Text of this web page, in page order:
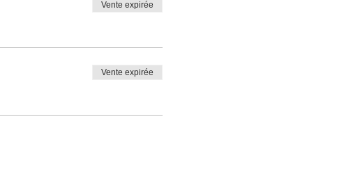
Vente expirée
Vente expirée